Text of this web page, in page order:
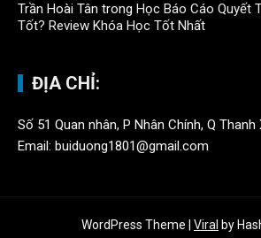
Trần Hoài Tân trong Học Báo Cáo Quyết
Tốt? Review Khóa Học Tốt Nhất
ĐỊA CHỈ:
Số 51 Quan nhân, P Nhân Chính, Q Thanh
Email: buiduong1801@gmail.com
WordPress Theme Viral by